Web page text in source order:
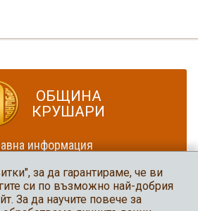
ОБЩИНА
КРУШАРИ
информация
Карта на сайта
Крушари
за да гарантираме, че ви
си по възможно най-добрия
За да научите повече за